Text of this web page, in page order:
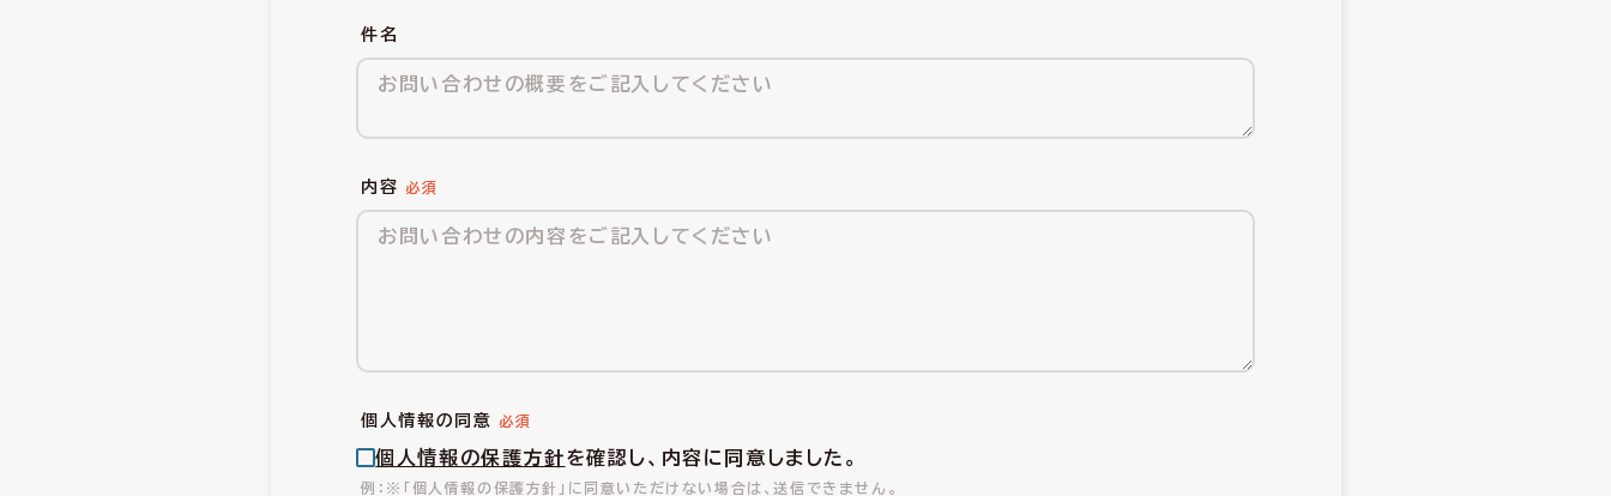
件名
内容
個人情報の同意
個人情報の保護方針を確認し、内容に同意しました。
※「個人情報の保護方針」に同意いただけない場合は、送信できません。